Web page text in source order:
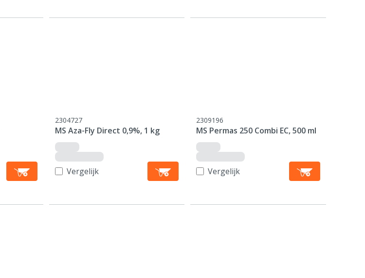
2304727
MS Aza-Fly Direct 0,9%, 1 kg
Vergelijk
2309196
MS Permas 250 Combi EC, 500 ml
Vergelijk